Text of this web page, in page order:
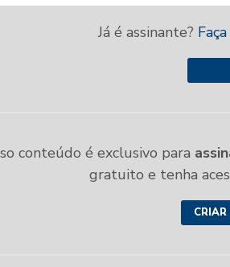
Já é assinante?
conteúdo é exclusivo para
gratuito e tenha